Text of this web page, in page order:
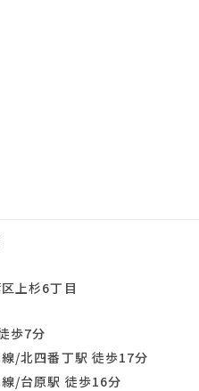
上杉6丁目
歩7分
/北四番丁駅 徒歩17分
/台原駅 徒歩16分